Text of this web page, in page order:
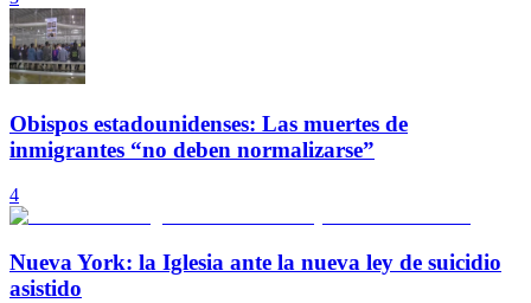
Obispos estadounidenses: Las muertes de
inmigrantes “no deben normalizarse”
4
Nueva York: la Iglesia ante la nueva ley de suicidio
asistido